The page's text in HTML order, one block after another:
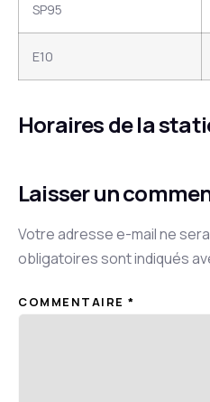
SP95
E10
Horaires de la
Laisser un
Votre adresse e-mail ne
obligatoires sont indiqués
COMMENTAIRE *